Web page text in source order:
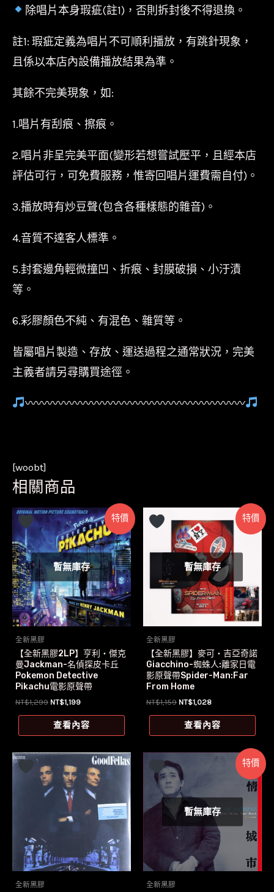
除唱片本身瑕疵(註1)，否則拆封後不得退換。
註1: 瑕疵定義為唱片不可順利播放，有跳針現象，
且係以本店內設備播放結果為準。
其餘不完美現象，如:
1.唱片有刮痕、擦痕。
2.唱片非呈完美平面(變形若想嘗試壓平，且經本店
評估可行，可免費服務，惟寄回唱片運費需自付)。
3.播放時有炒豆聲(包含各種樣態的雜音)。
4.音質不達客人標準。
5.封套邊角輕微撞凹、折痕、封膜破損、小汙漬
等。
6.彩膠顏色不純、有混色、雜質等。
皆屬唱片製造、存放、運送過程之通常狀況，完美
主義者請另尋購買途徑。
〰〰〰〰〰〰〰〰〰〰〰〰〰〰〰〰〰〰〰〰
[woobt]
相關商品
特價
暫無庫存
全新黑膠
【全新黑膠2LP】亨利‧傑克
曼Jackman-名偵探皮卡丘
Pokemon Detective
Pikachu電影原聲帶
NT$1,299 原
價
格：
NT$1,199目
價
格：
查看內容
特價
暫無庫存
全新黑膠
【全新黑膠】麥可‧吉亞奇諾
Giacchino-蜘蛛人:離家日電
影原聲帶Spider-Man:Far
From Home
NT$1,159 原
價
格：
NT$1,028目
價
格：
查看內容
全新黑膠
特價
暫無庫存
全新黑膠